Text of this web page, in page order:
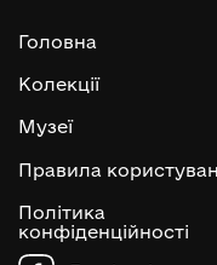
Головна
Колекції
Музеї
Правила
Політика
конфіденційності